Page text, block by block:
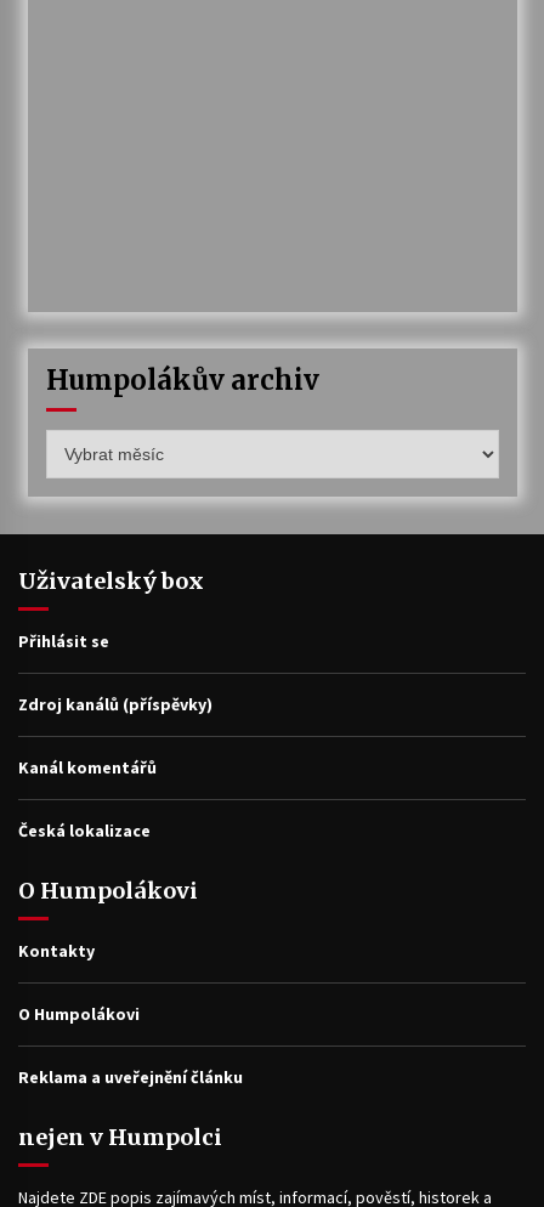
Humpolákův archiv
archiv
Uživatelský box
Přihlásit se
Zdroj kanálů (příspěvky)
Kanál komentářů
Česká lokalizace
O Humpolákovi
Kontakty
O Humpolákovi
Reklama a uveřejnění článku
nejen v Humpolci
Najdete ZDE popis zajímavých míst, informací, pověstí, historek a